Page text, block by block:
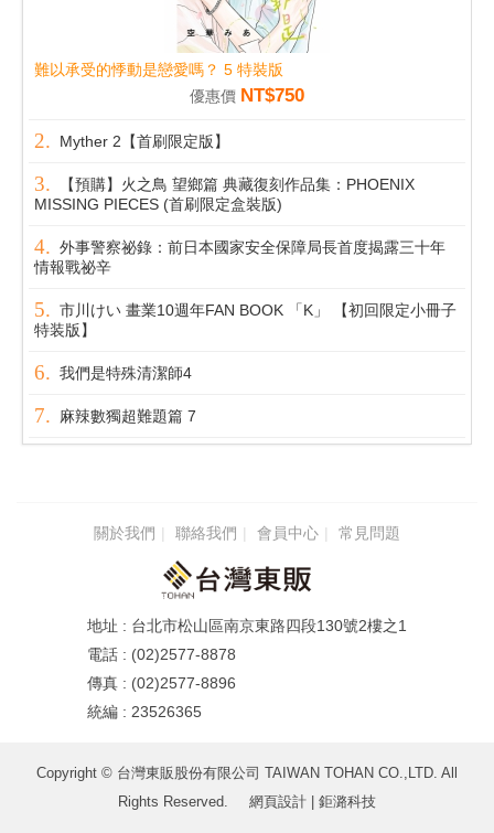
難以承受的悸動是戀愛嗎？ 5 特裝版
優惠價 NT$750
Myther 2【首刷限定版】
【預購】火之鳥 望鄉篇 典藏復刻作品集：PHOENIX
MISSING PIECES (首刷限定盒裝版)
外事警察祕錄：前日本國家安全保障局長首度揭露三十年
情報戰祕辛
市川けい 畫業10週年FAN BOOK 「K」 【初回限定小冊子
特装版】
我們是特殊清潔師4
麻辣數獨超難題篇 7
關於我們 聯絡我們 會員中心 常見問題
台北市松山區南京東路四段130號2樓之1
(02)2577-8878
(02)2577-8896
23526365
Copyright © 台灣東販股份有限公司 TAIWAN TOHAN CO.,LTD. All
Rights Reserved.
網頁設計 | 鉅潞科技